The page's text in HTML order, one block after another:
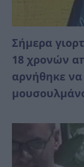
Σήμερα
18 χρονών
αρνήθηκε να